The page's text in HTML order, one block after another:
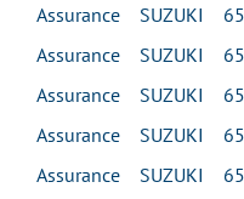
Assurance SUZUKI
Assurance SUZUKI
Assurance SUZUKI
Assurance SUZUKI
Assurance SUZUKI